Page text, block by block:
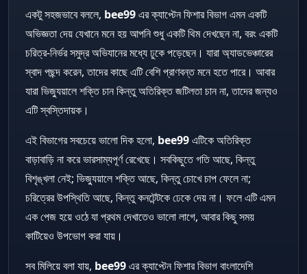
একটু সহজভাবে বললে, bee99এর ক্যাপ্টেন ফিশার বিভাগ এমন একটি
অভিজ্ঞতা দেয় যেখানে মনে হয় আপনি শুধু একটি থিম দেখছেন না, বরং একটি
চরিত্র-নির্ভর সমুদ্র অভিযানের মধ্যে ঢুকে পড়েছেন। যারা অ্যাডভেঞ্চারের
স্বাদ পছন্দ করেন, তাদের কাছে এটি বেশি প্রাণবন্ত মনে হতে পারে। আবার
যারা ভিজ্যুয়ালে শক্তি চান কিন্তু অতিরিক্ত জটিলতা চান না, তাদের জন্যও
এটি স্বস্তিদায়ক।
এই বিভাগের সবচেয়ে ভালো দিক হলো, bee99এটিকে অতিরিক্ত
বাড়াবাড়ি না করে ভারসাম্যপূর্ণ রেখেছে। সবকিছুতে গতি আছে, কিন্তু
বিশৃঙ্খলা নেই; ভিজ্যুয়ালে শক্তি আছে, কিন্তু চোখে চাপ ফেলে না;
চরিত্রের উপস্থিতি আছে, কিন্তু কনটেন্টকে ঢেকে দেয় না। ফলে এটি এমন
এক পেজ হয়ে ওঠে যা প্রথম দেখাতেও ভালো লাগে, আবার কিছু সময়
কাটিয়েও উপভোগ করা যায়।
সব মিলিয়ে বলা যায়, bee99এর ক্যাপ্টেন ফিশার বিভাগ বাংলাদেশি